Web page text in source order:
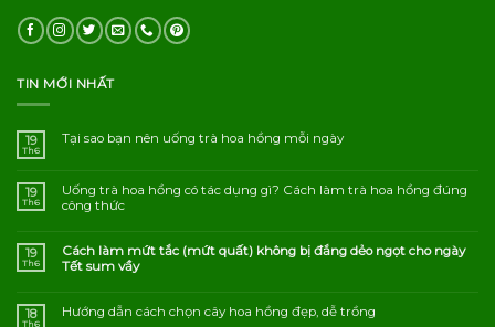
TIN MỚI NHẤT
19
Th6
Tại sao bạn nên uống trà hoa hồng mỗi ngày
19
Th6
Uống trà hoa hồng có tác dụng gì? Cách làm trà hoa hồng đúng
công thức
19
Th6
Cách làm mứt tắc (mứt quất) không bị đắng dẻo ngọt cho ngày
Tết sum vầy
18
Th6
Hướng dẫn cách chọn cây hoa hồng đẹp, dễ trồng